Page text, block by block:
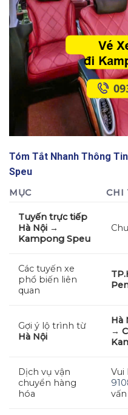
Tóm Tắt Nhanh Thông
Speu
MỤC CHI
Tuyến trực tiếp
Hà Nội →
Kampong Speu
Các tuyến xe
phổ biến liên
quan
Gợi ý lộ trình từ
Hà Nội
Hà
→
Dịch vụ vận
chuyển hàng
hóa
Vui
vấn